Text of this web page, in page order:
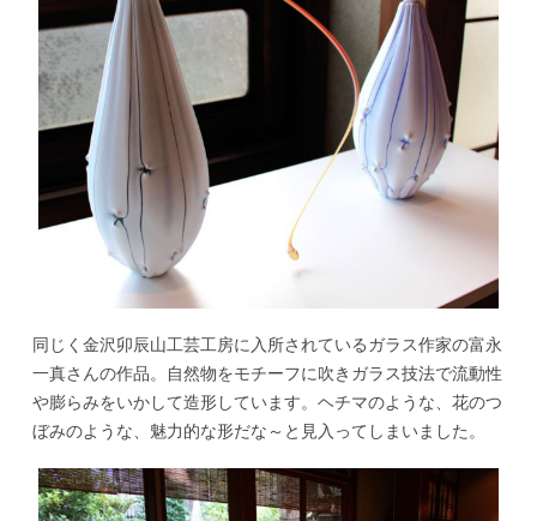
同じく金沢卯辰山工芸工房に入所されているガラス作家の富永
一真さんの作品。自然物をモチーフに吹きガラス技法で流動性
や膨らみをいかして造形しています。ヘチマのような、花のつ
ぼみのような、魅力的な形だな～と見入ってしまいました。